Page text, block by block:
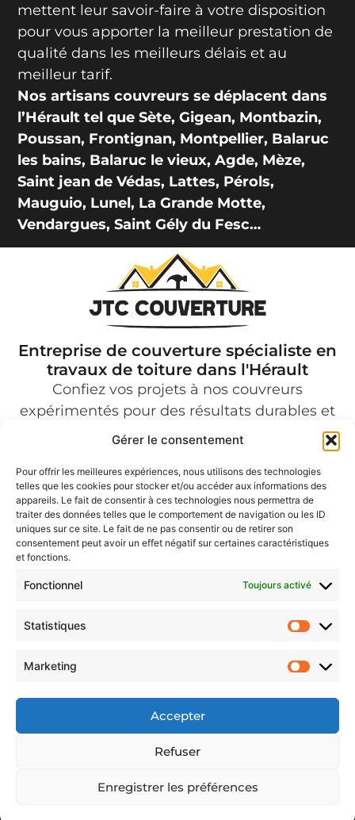
Gérer le consentement
Pour offrir les meilleures expériences, nous utilisons des technologies
telles que les cookies pour stocker et/ou accéder aux informations des
appareils. Le fait de consentir à ces technologies nous permettra de
traiter des données telles que le comportement de navigation ou les ID
uniques sur ce site. Le fait de ne pas consentir ou de retirer son
consentement peut avoir un effet négatif sur certaines caractéristiques
et fonctions.
Fonctionnel Toujours activé
Statistiques
Marketing
Accepter
Refuser
Enregistrer les préférences
mettent leur savoir-faire à votre disposition
pour vous apporter la meilleur prestation de
qualité dans les meilleurs délais et au
meilleur tarif.
Nos artisans couvreurs se déplacent dans
l’Hérault tel que Sète, Gigean, Montbazin,
Poussan, Frontignan, Montpellier, Balaruc
les bains, Balaruc le vieux, Agde, Mèze,
Saint jean de Védas, Lattes, Pérols,
Mauguio, Lunel, La Grande Motte,
Vendargues, Saint Gély du Fesc…
Entreprise de couverture spécialiste en
travaux de toiture dans l'Hérault
Confiez vos projets à nos couvreurs
expérimentés pour des résultats durables et
professionnels.
Nos prestations
Couverture
Charpente
Isolation
Toiture
Étanchéité
Nettoyage
Contact
Plan du site